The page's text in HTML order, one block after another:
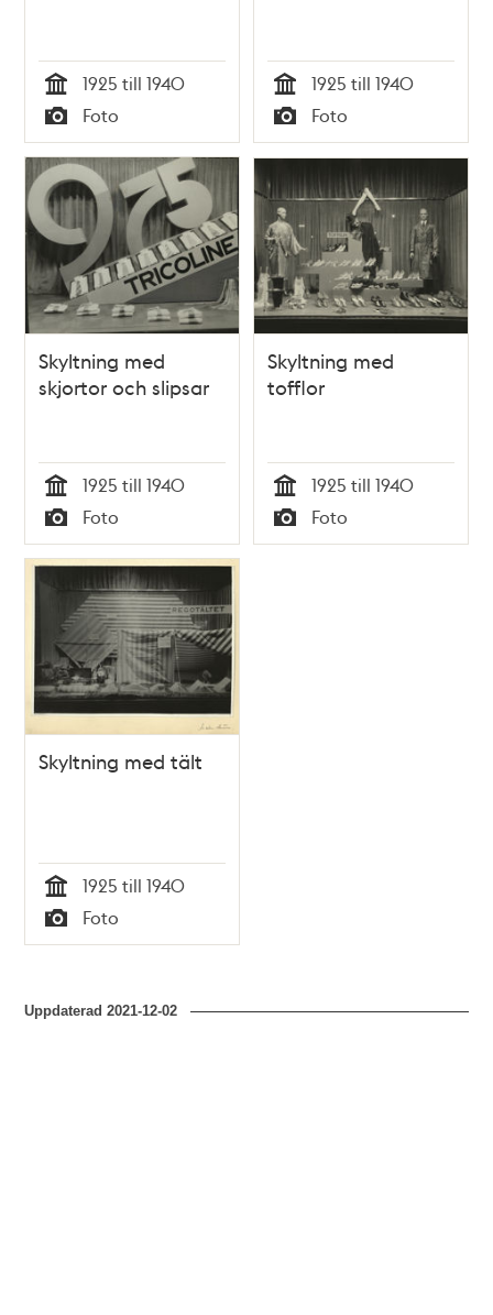
Tid
1925 till 1940
Typ
Foto Tid
1925 till 1940
Typ
Foto
Skyltning med
skjortor och slipsar
Tid
1925 till 1940
Typ
Foto
Skyltning med
tofflor
Tid
1925 till 1940
Typ
Foto
Skyltning med tält
Tid
1925 till 1940
Typ
Foto
Uppdaterad2021-12-02